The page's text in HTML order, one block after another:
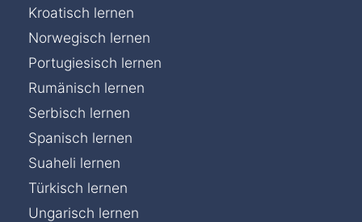
Kroatisch lernen
Norwegisch lernen
Portugiesisch lernen
Rumänisch lernen
Serbisch lernen
Spanisch lernen
Suaheli lernen
Türkisch lernen
Ungarisch lernen